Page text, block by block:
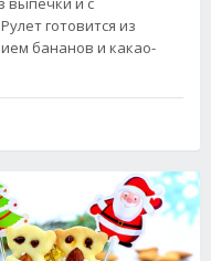
готовится из
бананов и какао-